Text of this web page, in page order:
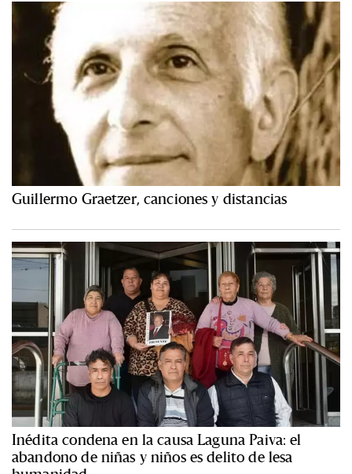
Guillermo Graetzer, canciones y distancias
Inédita condena en la causa Laguna Paiva: el
abandono de niñas y niños es delito de lesa